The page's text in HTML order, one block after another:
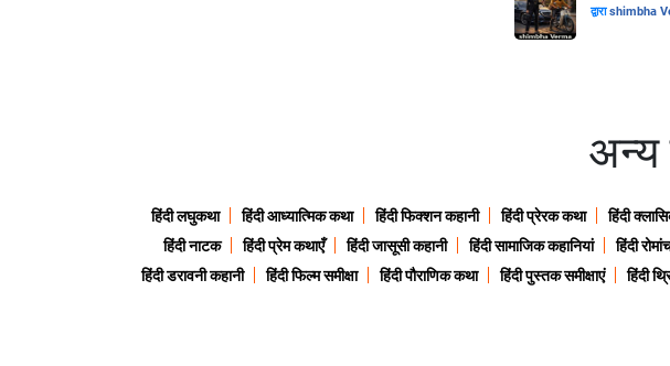
द्वाराshimbha
अन्य
हिंदी लघुकथा हिंदी आध्यात्मिक कथा हिंदी फिक्शन कहानी हिंदी प्रेरक कथा हिंदी
हिंदी नाटक
हिंदी प्रेम कथाएँ हिंदी जासूसी कहानी हिंदी सामाजिक कहानियां हिंदी
हिंदी डरावनी कहानी
हिंदी फिल्म समीक्षा हिंदी पौराणिक कथा हिंदी पुस्तक समीक्षाएं हिंदी